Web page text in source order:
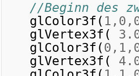
//Beginn des
glColor3f ( 1 , 0 ,
glVertex3f (
glColor3f (0 , 1 ,
glVertex3f (